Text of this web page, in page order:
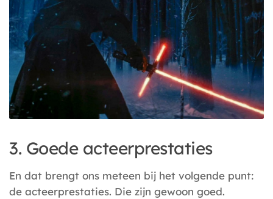
3. Goede acteerprestaties
En dat brengt ons meteen bij het volgende punt:
de acteerprestaties. Die zijn gewoon goed.